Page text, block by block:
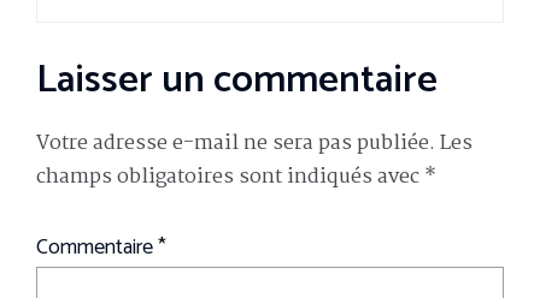
Laisser un commentaire
Votre adresse e-mail ne sera pas publiée. Les
champs obligatoires sont indiqués avec*
Commentaire*